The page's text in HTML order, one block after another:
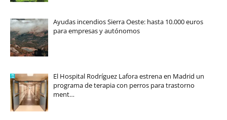
Ayudas incendios Sierra Oeste: hasta 10.000 euros
para empresas y autónomos
El Hospital Rodríguez Lafora estrena en Madrid un
programa de terapia con perros para trastorno
ment…